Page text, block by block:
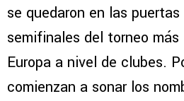
se quedaron en las
semifinales del torneo
Europa a nivel de clubes.
comienzan a sonar los